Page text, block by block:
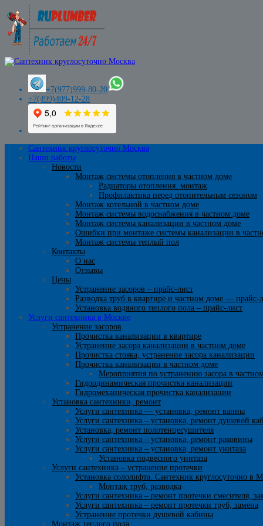
+7(977)999-80-20
+7(499)409-12-28
Сантехник круглосуточно Москва
Наши работы
Новости
Монтаж системы отопления в частном доме
Радиаторы отопления. монтаж
Профилактика перед отопительным сезоном
Монтаж котельной в частном доме
Монтаж системы водоснабжения в частном доме
Монтаж системы канализации в частном доме
Ошибки при монтаже системы канализации в
Монтаж системы теплый пол
Контакты
О нас
Отзывы
Цены
Устранение засоров – прайс-лист
Разводка труб в квартире и частном доме — прайс-
Установка водяного теплого пола – прайс-лист
Услуги сантехника в Москве
Устранение засоров
Прочистка канализации в квартире
Устранение засора канализации в частном доме
Прочистка стояка, устранение засора канализации
Прочистка канализации в частном доме
Мероприятия по устранению засора в
Гидродинамическая прочистка канализации
Гидромеханическая прочистка канализации
Установка сантехники, ремонт
Услуги сантехника — установка, ремонт ванны
Услуги сантехника – установка, ремонт душевой
Установка, ремонт полотенцесушителя
Услуги сантехника – установка, ремонт раковины
Услуги сантехника – установка, ремонт унитаза
Установка подвесного унитаза
Услуги сантехника – устранение протечки
Установка сололифта. Сантехник круглосуточно в
Монтаж труб, разводка
Услуги сантехника – ремонт протечки смесителя,
Услуги сантехника – ремонт протечки труб, замена
Устранение протечки душевой кабины
Монтаж теплого пола